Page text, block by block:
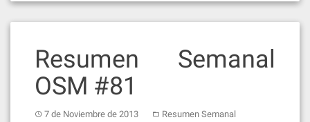
Resumen Semanal
OSM #81
7 de Noviembre de 2013
Resumen Semanal